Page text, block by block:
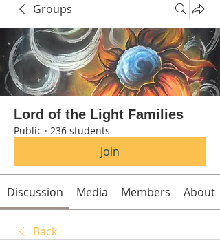
Groups
Lord of the Light Families
Public · 236 students
Join
Discussion Media Members About
Back